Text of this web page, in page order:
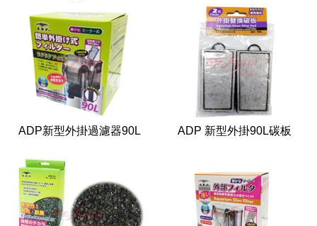
ADP新型外掛過濾器90L ADP 新型外掛90L碳板